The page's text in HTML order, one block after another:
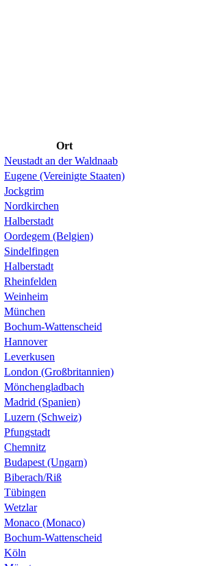
Ort
Neustadt an der Waldnaab
Eugene (Vereinigte Staaten)
Jockgrim
Nordkirchen
Halberstadt
Oordegem (Belgien)
Sindelfingen
Halberstadt
Rheinfelden
Weinheim
München
Bochum-Wattenscheid
Hannover
Leverkusen
London (Großbritannien)
Mönchengladbach
Madrid (Spanien)
Luzern (Schweiz)
Pfungstadt
Chemnitz
Budapest (Ungarn)
Biberach/Riß
Tübingen
Wetzlar
Monaco (Monaco)
Bochum-Wattenscheid
Köln